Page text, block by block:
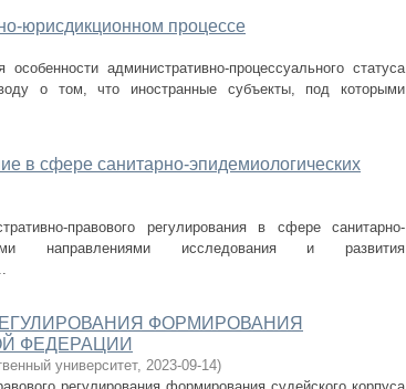
юрисдикционном процессе
административно-процессуального статуса
о том, что иностранные субъекты, под которыми
в сфере санитарно-эпидемиологических
правового регулирования в сфере санитарно-
направлениями исследования и развития
ФОРМИРОВАНИЯ
ФЕДЕРАЦИИ
университет, 2023-09-14)